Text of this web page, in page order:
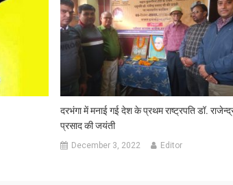
दरभंगा में मनाई गई देश के प्रथम राष्ट्रपति डॉ.
प्रसाद की जयंती
December 3, 2022 Editor